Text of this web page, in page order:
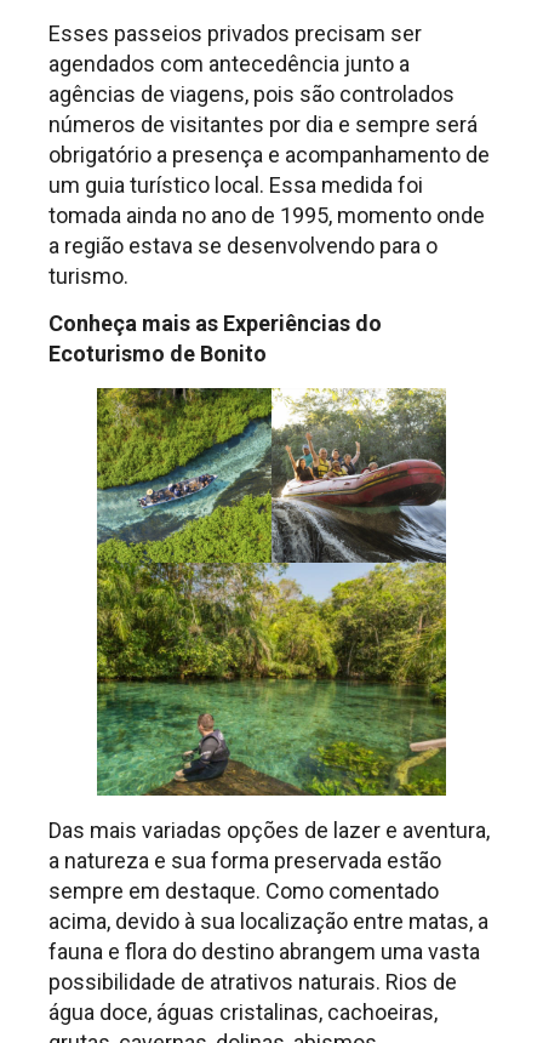
Esses passeios privados precisam ser
agendados com antecedência junto a
agências de viagens, pois são controlados
números de visitantes por dia e sempre será
obrigatório a presença e acompanhamento de
um guia turístico local. Essa medida foi
tomada ainda no ano de 1995, momento onde
a região estava se desenvolvendo para o
turismo.
Conheça mais as Experiências do
Ecoturismo de Bonito
Das mais variadas opções de lazer e aventura,
a natureza e sua forma preservada estão
sempre em destaque. Como comentado
acima, devido à sua localização entre matas, a
fauna e flora do destino abrangem uma vasta
possibilidade de atrativos naturais. Rios de
água doce, águas cristalinas, cachoeiras,